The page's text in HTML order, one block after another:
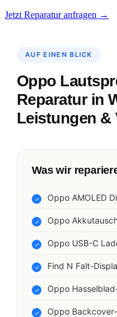
Jetzt Reparatur anfragen →
AUF EINEN BLICK
Oppo
Reparatur in
Leistungen &
Was wir
Oppo AMOLED
Oppo
Oppo USB-C
Find N Falt-
Oppo
Oppo